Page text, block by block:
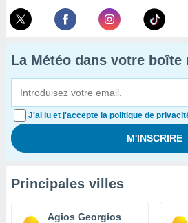
La Météo dans votre boîte
J'ai lu et j'accepte la politique de
Principales villes
Agios Georgios